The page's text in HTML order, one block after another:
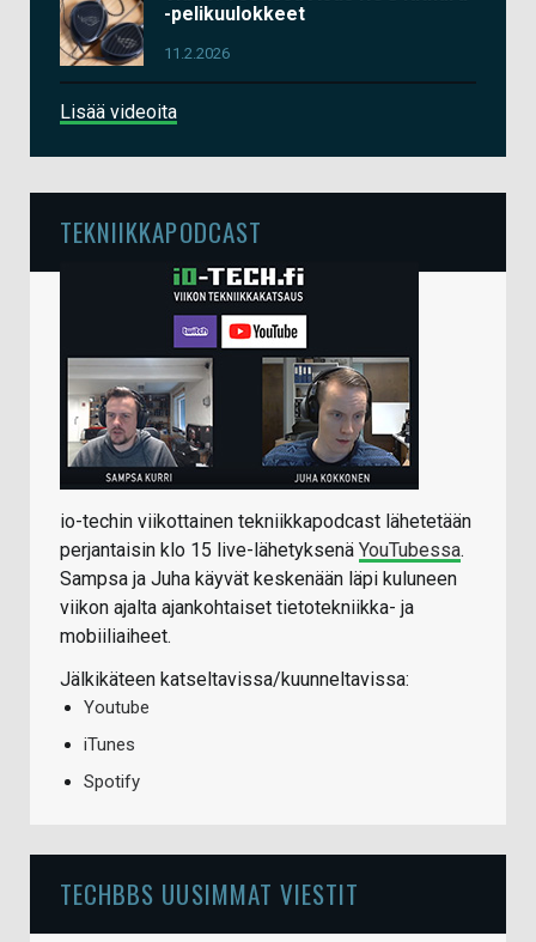
-pelikuulokkeet
11.2.2026
Lisää videoita
TEKNIIKKAPODCAST
io-techin viikottainen tekniikkapodcast lähetetään
perjantaisin klo 15 live-lähetyksenä YouTubessa.
Sampsa ja Juha käyvät keskenään läpi kuluneen
viikon ajalta ajankohtaiset tietotekniikka- ja
mobiiliaiheet.
Jälkikäteen katseltavissa/kuunneltavissa:
Youtube
iTunes
Spotify
TECHBBS UUSIMMAT VIESTIT